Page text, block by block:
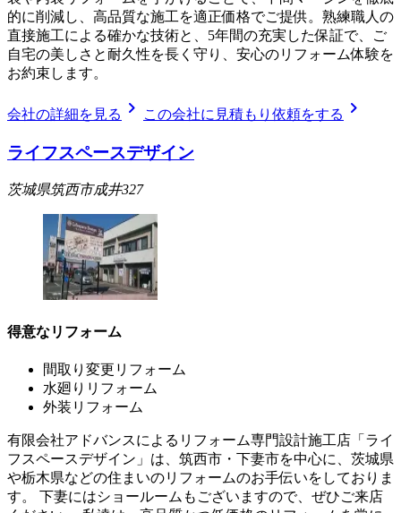
的に削減し、高品質な施工を適正価格でご提供。熟練職人の
直接施工による確かな技術と、5年間の充実した保証で、ご
自宅の美しさと耐久性を長く守り、安心のリフォーム体験を
お約束します。
会社の詳細を見る chevron_right この会社に見積もり依頼をする chevron_right
ライフスペースデザイン
茨城県筑西市成井327
得意なリフォーム
間取り変更リフォーム
水廻りリフォーム
外装リフォーム
有限会社アドバンスによるリフォーム専門設計施工店「ライ
フスペースデザイン」は、筑西市・下妻市を中心に、茨城県
や栃木県などの住まいのリフォームのお手伝いをしておりま
す。 下妻にはショールームもございますので、ぜひご来店